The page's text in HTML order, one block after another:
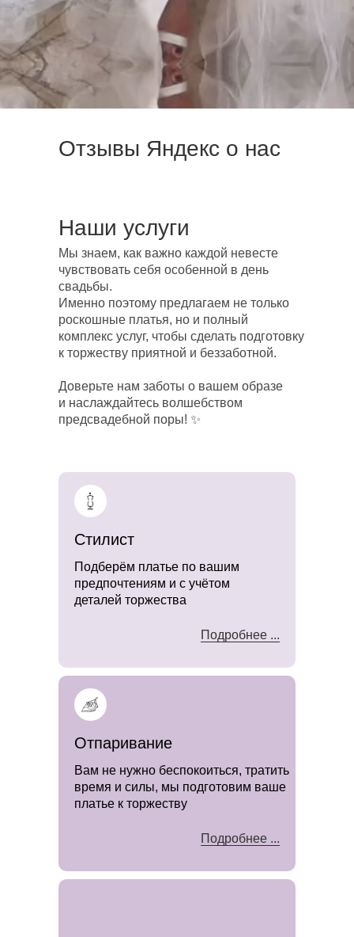
Отзывы Яндекс о нас
Наши услуги
Мы знаем, как важно каждой невесте
чувствовать себя особенной в день
свадьбы.
Именно поэтому предлагаем не только
роскошные платья, но и полный
комплекс услуг, чтобы сделать подготовку
к торжеству приятной и беззаботной.
Доверьте нам заботы о вашем образе
и наслаждайтесь волшебством
предсвадебной поры! ✨
Отпаривание
Стилист
Подберём платье по вашим
предпочтениям и с учётом
деталей торжества
Подробнее ...
Вам не нужно беспокоиться, тратить
время и силы, мы подготовим ваше
платье к торжеству
Подробнее ...